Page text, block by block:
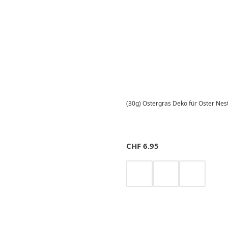
(30g) Ostergras Deko für Oster
CHF 6.95